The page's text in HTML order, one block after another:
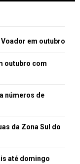
em outubro
outubro com
números de
da Zona Sul do
até domingo